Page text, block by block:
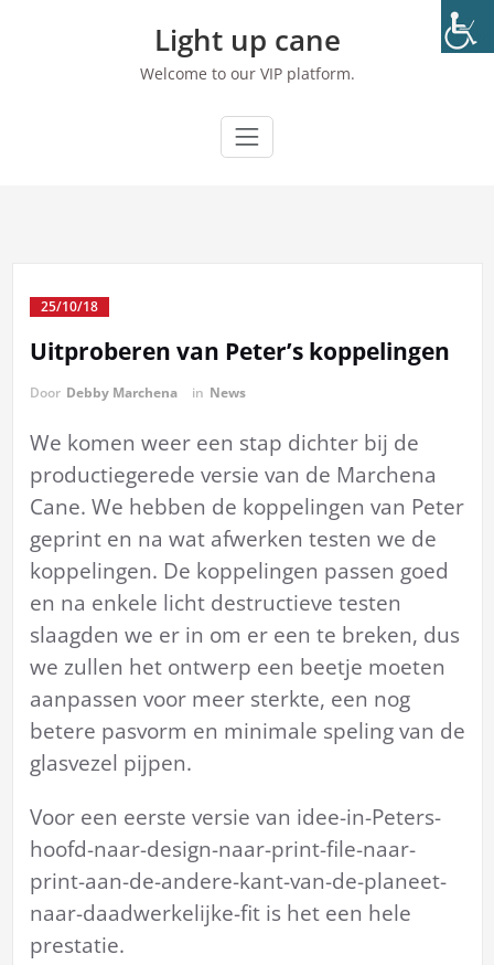
Light up cane
Welcome to our VIP platform.
25/10/18
Uitproberen van Peter’s koppelingen
Door Debby Marchena in News
We komen weer een stap dichter bij de
productiegerede versie van de Marchena
Cane. We hebben de koppelingen van Peter
geprint en na wat afwerken testen we de
koppelingen. De koppelingen passen goed
en na enkele licht destructieve testen
slaagden we er in om er een te breken, dus
we zullen het ontwerp een beetje moeten
aanpassen voor meer sterkte, een nog
betere pasvorm en minimale speling van de
glasvezel pijpen.
Voor een eerste versie van idee-in-Peters-
hoofd-naar-design-naar-print-file-naar-
print-aan-de-andere-kant-van-de-planeet-
naar-daadwerkelijke-fit is het een hele
prestatie.